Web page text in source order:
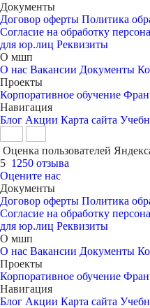
Документы
Договор оферты Политика
Согласие на обработку
для юр.лиц Реквизиты
О мшп
О нас Вакансии Документы
Проекты
Корпоративное обучение
Навигация
Блог Акции Карта сайта
Оценка пользователей
5 1250 отзыва
Оцените нас
Документы
Договор оферты Политика
Согласие на обработку
для юр.лиц Реквизиты
О мшп
О нас Вакансии Документы
Проекты
Корпоративное обучение
Навигация
Блог Акции Карта сайта